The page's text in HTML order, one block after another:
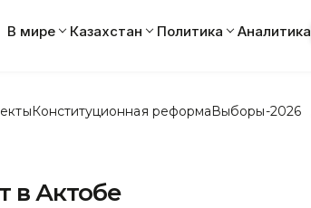
В мире Казахстан Политика Аналитика
Конституционная реформаВыборы-2026
в Актобе